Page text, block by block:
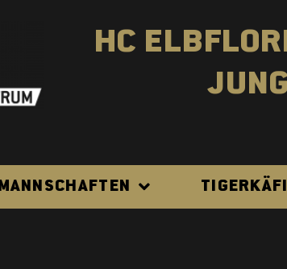
HC
MANNSCHAFTEN